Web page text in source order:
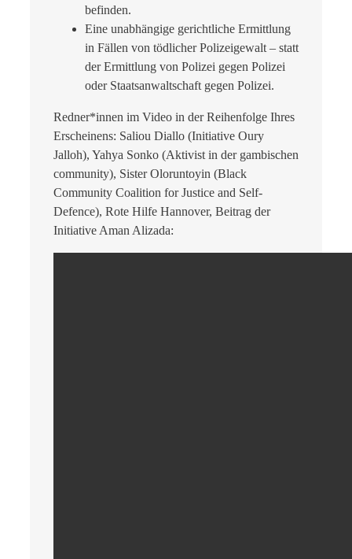
befinden.
Eine unabhängige gerichtliche Ermittlung
in Fällen von tödlicher Polizeigewalt – statt
der Ermittlung von Polizei gegen Polizei
oder Staatsanwaltschaft gegen Polizei.
Redner*innen im Video in der Reihenfolge Ihres
Erscheinens: Saliou Diallo (Initiative Oury
Jalloh), Yahya Sonko (Aktivist in der gambischen
community), Sister Oloruntoyin (Black
Community Coalition for Justice and Self-
Defence), Rote Hilfe Hannover, Beitrag der
Initiative Aman Alizada: